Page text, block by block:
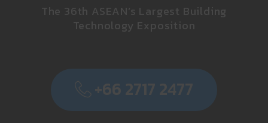
The 36th ASEAN’s Largest Building
Technology Exposition
+66 2717 2477